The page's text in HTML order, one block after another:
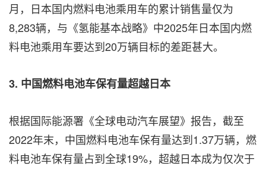
月，日本国内燃料电池乘用车的累计销售量仅为
8,283辆，与《氢能基本战略》中2025年日本国内燃
料电池乘用车要达到20万辆目标的差距甚大。
3. 中国燃料电池车保有量超越日本
根据国际能源署《全球电动汽车展望》报告，截至
2022年末，中国燃料电池车保有量达到1.37万辆，燃
料电池车保有量占到全球19%，超越日本成为仅次于